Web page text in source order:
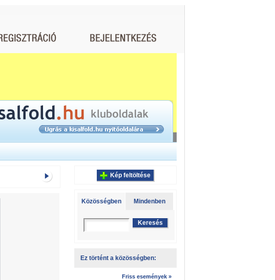
Kép feltöltése
Közösségben Mindenben
Ez történt a közösségben:
Friss események »